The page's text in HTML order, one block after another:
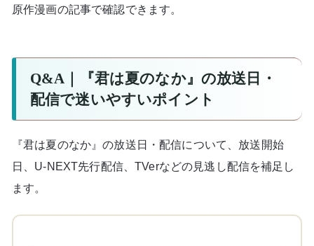
原作漫画の記事で確認できます。
Q&A｜『君は夏のなか』の放送日・
配信で迷いやすいポイント
『君は夏のなか』の放送日・配信について、放送開始
日、U-NEXT先行配信、TVerなどの見逃し配信を補足し
ます。